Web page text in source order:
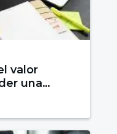
valor
una